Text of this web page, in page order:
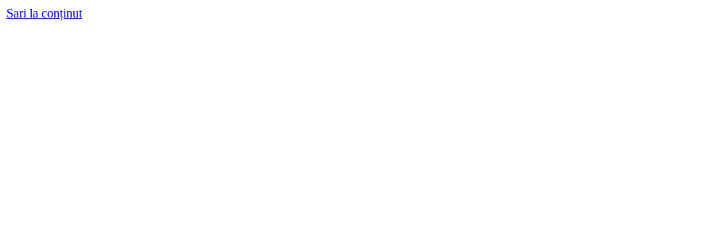
Sari la conținut